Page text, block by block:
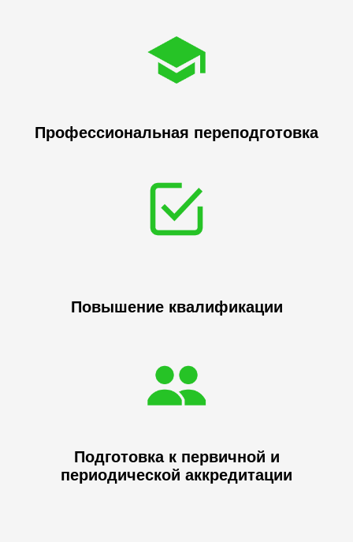
Профессиональная переподготовка
Повышение квалификации
Подготовка к первичной и
периодической аккредитации